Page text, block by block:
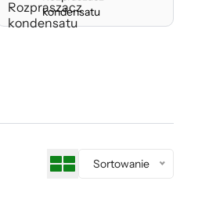
kondensatu
Sortowanie